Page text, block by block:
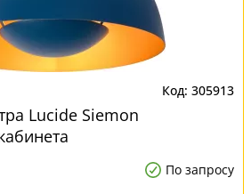
305913
Lucide Siemon
По запросу